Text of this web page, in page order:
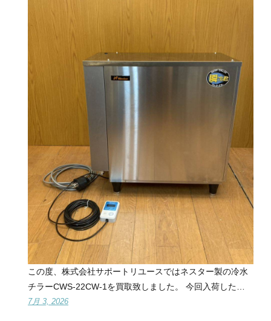
この度、株式会社サポートリユースではネスター製の冷水
チラーCWS-22CW-1を買取致しました。 今回入荷した…
7月 3, 2026